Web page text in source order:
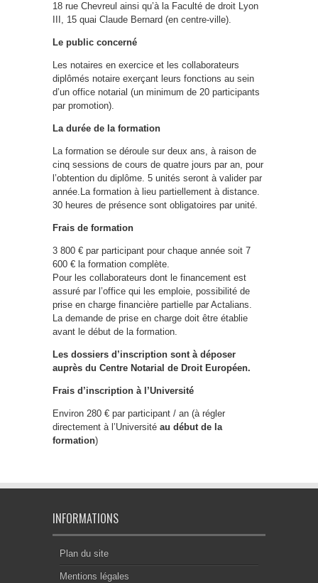
18 rue Chevreul ainsi qu’à la Faculté de droit Lyon
III, 15 quai Claude Bernard (en centre-ville).
Le public concerné
Les notaires en exercice et les collaborateurs
diplômés notaire exerçant leurs fonctions au sein
d’un office notarial (un minimum de 20 participants
par promotion).
La durée de la formation
La formation se déroule sur deux ans, à raison de
cinq sessions de cours de quatre jours par an, pour
l’obtention du diplôme. 5 unités seront à valider par
année.La formation à lieu partiellement à distance.
30 heures de présence sont obligatoires par unité.
Frais de formation
3 800 € par participant pour chaque année soit 7
600 € la formation complète.
Pour les collaborateurs dont le financement est
assuré par l’office qui les emploie, possibilité de
prise en charge financière partielle par Actalians.
La demande de prise en charge doit être établie
avant le début de la formation.
Les dossiers d ’inscription sont à déposer
auprès du Centre Notarial de Droit Européen.
Frais d ’inscription àl’Université
Environ 280 € par participant / an (à régler
directement à l’Université au début de la
formation)
INFORMATIONS
Plan du site
Mentions légales